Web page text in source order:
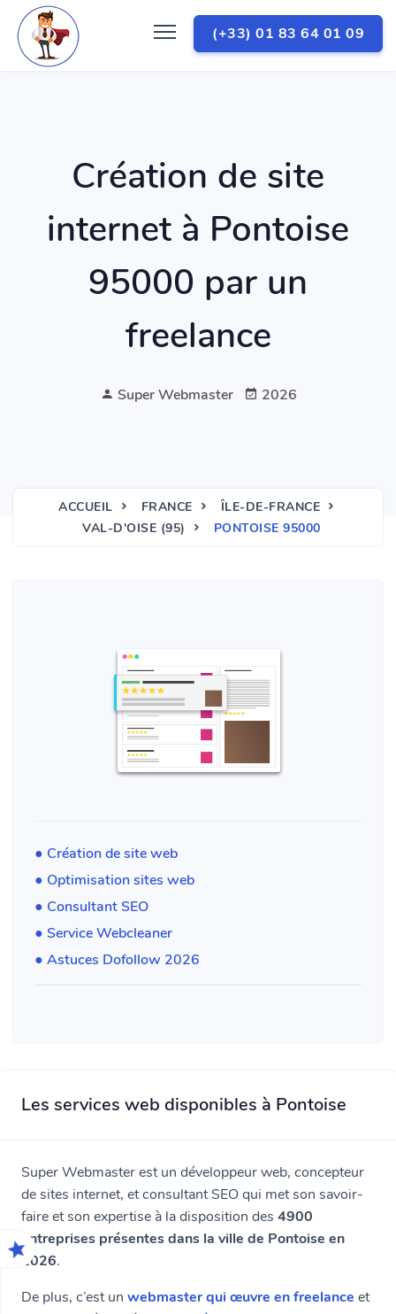
(+33) 01 83 64 01 09
Création de site
internet à Pontoise
95000 par un
freelance
Super Webmaster 2026
ACCUEIL FRANCE
ÎLE-DE-FRANCE
VAL-D'OISE (95)
PONTOISE 95000
● Création de site web
● Optimisation sites web
● Consultant SEO
● Service Webcleaner
● Astuces Dofollow 2026
Les services web disponibles à Pontoise
Super Webmaster est un développeur web, concepteur
de sites internet, et consultant SEO qui met son savoir-
faire et son expertise à la disposition des 4900
entreprises présentes dans la ville de Pontoise en
2026.
De plus, c’est un webmaster qui œuvre en freelance et